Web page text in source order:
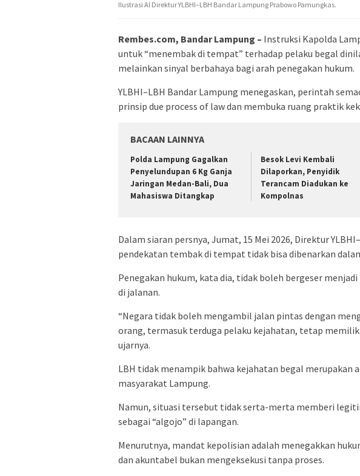
Ilustrasi AI Direktur YLBHI–LBH Bandar Lampung Prabowo Pamungkas.
Rembes.com, Bandar Lampung – Instruksi Kapolda
untuk “menembak di tempat” terhadap pelaku begal
melainkan sinyal berbahaya bagi arah penegakan hukum.
YLBHI–LBH Bandar Lampung menegaskan, perintah
prinsip due process of law dan membuka ruang praktik
BACAAN LAINNYA
Polda Lampung Gagalkan
Penyelundupan 6 Kg Ganja
Jaringan Medan-Bali, Dua
Mahasiswa Ditangkap
Besok Levi Kembali
Dilaporkan, Penyidik
Terancam Diadukan ke
Kompolnas
Dalam siaran persnya, Jumat, 15 Mei 2026, Direktur
pendekatan tembak di tempat tidak bisa dibenarkan
Penegakan hukum, kata dia, tidak boleh bergeser
di jalanan.
“Negara tidak boleh mengambil jalan pintas dengan
orang, termasuk terduga pelaku kejahatan, tetap
ujarnya.
LBH tidak menampik bahwa kejahatan begal merupakan
masyarakat Lampung.
Namun, situasi tersebut tidak serta-merta memberi
sebagai “algojo” di lapangan.
Menurutnya, mandat kepolisian adalah menegakkan
dan akuntabel bukan mengeksekusi tanpa proses.